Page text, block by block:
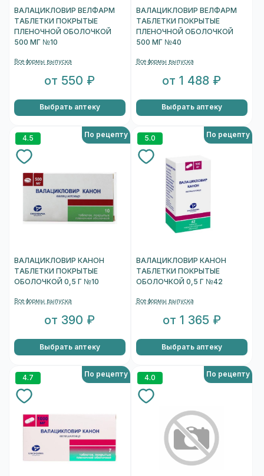
ВАЛАЦИКЛОВИР ВЕЛФАРМ
ТАБЛЕТКИ ПОКРЫТЫЕ
ПЛЕНОЧНОЙ ОБОЛОЧКОЙ
500 МГ №10
Все формы выпуска
от 550 ₽
Выбрать аптеку
ВАЛАЦИКЛОВИР ВЕЛФАРМ
ТАБЛЕТКИ ПОКРЫТЫЕ
ПЛЕНОЧНОЙ ОБОЛОЧКОЙ
500 МГ №40
Все формы выпуска
от 1 488 ₽
Выбрать аптеку
4.5 По рецепту
ВАЛАЦИКЛОВИР КАНОН
ТАБЛЕТКИ ПОКРЫТЫЕ
ОБОЛОЧКОЙ 0,5 Г №10
Все формы выпуска
от 390 ₽
Выбрать аптеку
5.0 По рецепту
ВАЛАЦИКЛОВИР КАНОН
ТАБЛЕТКИ ПОКРЫТЫЕ
ОБОЛОЧКОЙ 0,5 Г №42
Все формы выпуска
от 1 365 ₽
Выбрать аптеку
4.7 По рецепту 4.0 По рецепту